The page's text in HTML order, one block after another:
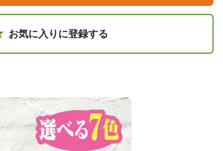
お気に入りに登録する